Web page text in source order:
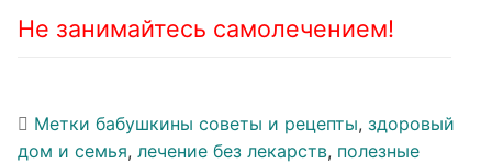
Не занимайтесь самолечением!
Метки бабушкины советы и рецепты, здоровый
дом и семья, лечение без лекарств, полезные